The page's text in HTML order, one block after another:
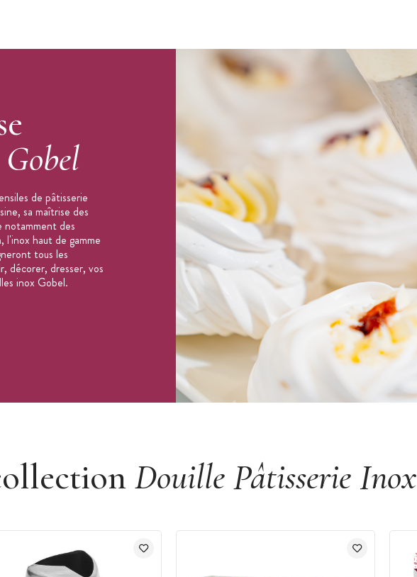
Gobel
de pâtisserie
sa maîtrise des
notamment des
l'inox haut de gamme
tous les
décorer, dresser, vos
inox Gobel.
Douille Pâtisserie Inox